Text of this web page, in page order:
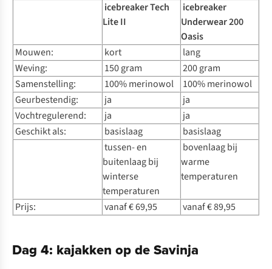
icebreaker Tech
Lite II
icebreaker
Underwear 200
Oasis
Mouwen:
kort
lang
Weving:
150 gram
200 gram
Samenstelling:
100% merinowol
100% merinowol
Geurbestendig:
ja
ja
Vochtregulerend:
ja
ja
Geschikt als:
basislaag
basislaag
tussen- en
buitenlaag bij
winterse
temperaturen
bovenlaag bij
warme
temperaturen
Prijs: vanaf € 69,95 vanaf € 89,95
Dag 4: kajakken op de Savinja